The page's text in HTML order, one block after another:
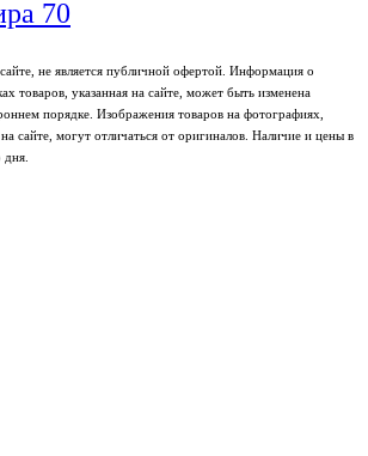
70
не является публичной офертой. Информация о
товаров, указанная на сайте, может быть изменена
порядке. Изображения товаров на фотографиях,
сайте, могут отличаться от оригиналов. Наличие и цены в
дня.